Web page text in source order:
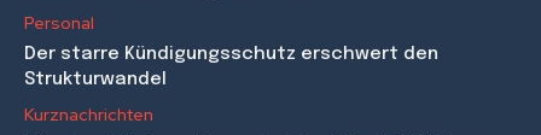
Personal
Der starre Kündigungsschutz erschwert den
Strukturwandel
Kurznachrichten